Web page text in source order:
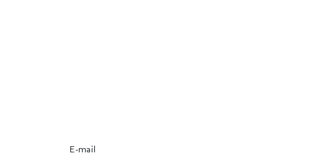
E-mail